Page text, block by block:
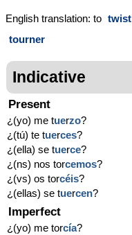
English translation: to twist
tourner
Indicative
Present
¿(yo) me tuerzo?
¿(tú) te tuerces?
¿(ella) se tuerce?
¿(ns) nos torcemos?
¿(vs) os torcéis?
¿(ellas) se tuercen?
Imperfect
¿(yo) me torcía?